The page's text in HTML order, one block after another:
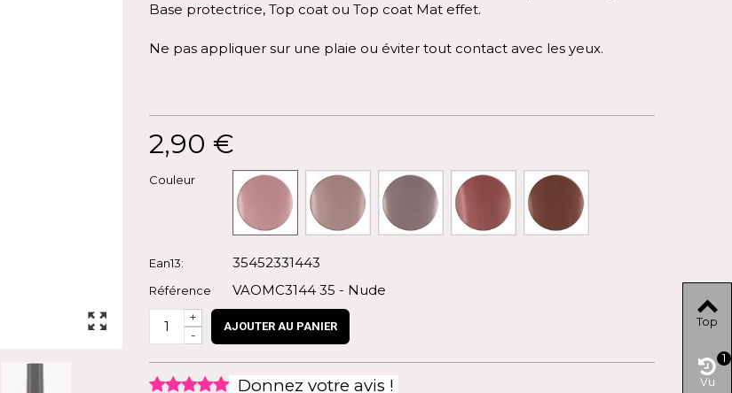
Base protectrice, Top coat ou Top coat Mat effet.
Ne pas appliquer sur une plaie ou éviter tout contact avec les yeux.
2,90 €
Couleur
Ean13: 35452331443
Référence VAOMC3144 35 - Nude
-
+
AJOUTER AU PANIER
Donnez votre avis !
Top
Vu
1